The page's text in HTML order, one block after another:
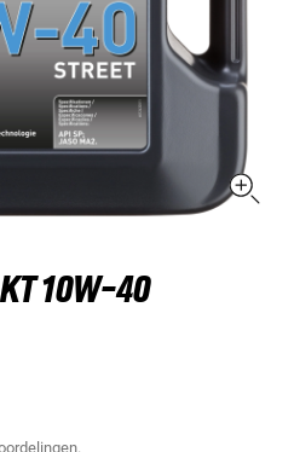
10W-40